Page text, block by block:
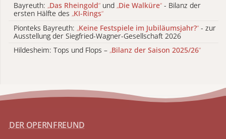
Bayreuth: „Das Rheingold“ und „Die Walküre“ - Bilanz der
ersten Hälfte des „KI-Rings“
Pionteks Bayreuth: „Keine Festspiele im Jubiläumsjahr?“ - zur
Ausstellung der Siegfried-Wagner-Gesellschaft 2026
Hildesheim: Tops und Flops – „Bilanz der Saison 2025/26“
DER OPERNFREUND